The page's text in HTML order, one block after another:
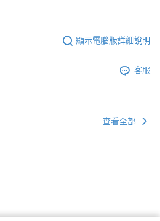
顯示電腦版詳細說明
客服
查看全部